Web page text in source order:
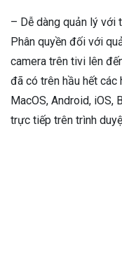
– Dễ dàng quản lý với
Phân quyền đối với
camera trên tivi lên
đã có trên hầu hết các
MacOS, Android, iOS,
trực tiếp trên trình